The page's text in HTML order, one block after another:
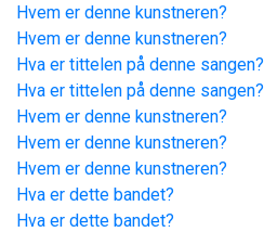
Hvem er denne kunstneren?
Hvem er denne kunstneren?
Hva er tittelen på denne sangen?
Hva er tittelen på denne sangen?
Hvem er denne kunstneren?
Hvem er denne kunstneren?
Hvem er denne kunstneren?
Hva er dette bandet?
Hva er dette bandet?